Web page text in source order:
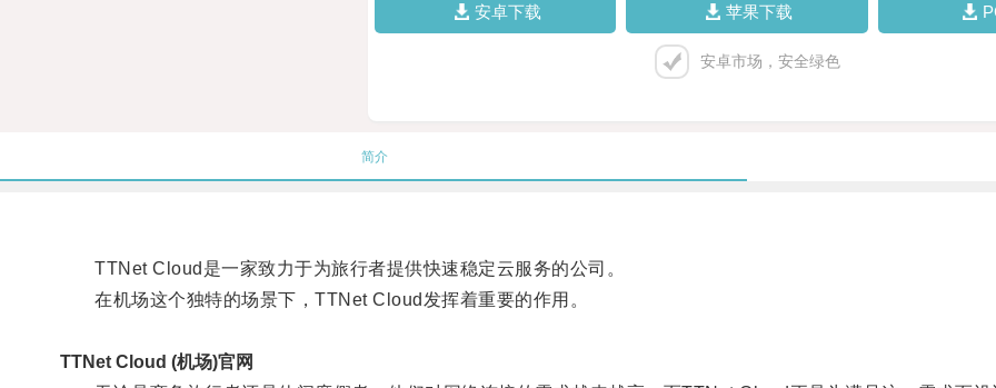
安卓下载 苹果下载
安卓市场，安全绿色
简介
TTNet Cloud是一家致力于为旅行者提供快速稳定云服务的公司。
在机场这个独特的场景下，TTNet Cloud发挥着重要的作用。
TTNet Cloud (机场)官网